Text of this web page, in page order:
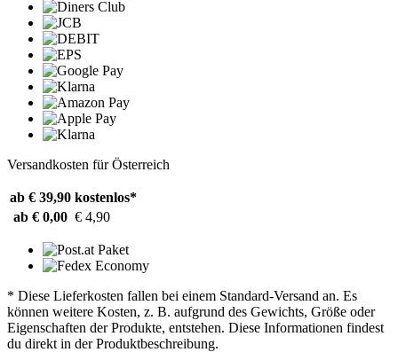
Versandkosten für Österreich
ab € 39,90 kostenlos*
ab € 0,00 € 4,90
* Diese Lieferkosten fallen bei einem Standard-Versand an. Es
können weitere Kosten, z. B. aufgrund des Gewichts, Größe oder
Eigenschaften der Produkte, entstehen. Diese Informationen findest
du direkt in der Produktbeschreibung.